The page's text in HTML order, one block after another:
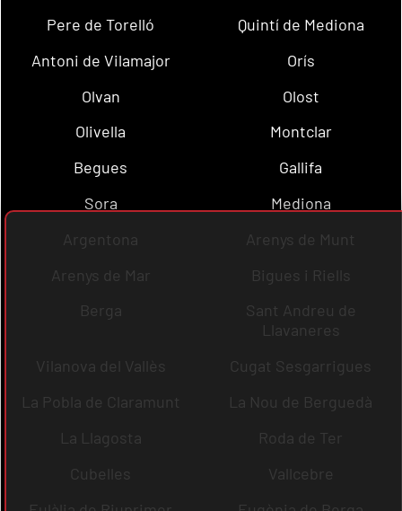
Pere de Torelló
Quintí de Mediona
Antoni de Vilamajor
Orís
Olvan
Olost
Olivella
Montclar
Begues
Gallifa
Sora
Mediona
Argentona
Arenys de Munt
Arenys de Mar
Bigues i Riells
Berga
Sant Andreu de
Llavaneres
Vilanova del Vallès
Cugat Sesgarrigues
La Pobla de Claramunt
La Nou de Berguedà
La Llagosta
Roda de Ter
Cubelles
Vallcebre